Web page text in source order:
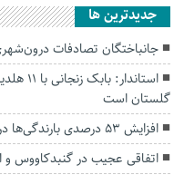
جديدترين ها
جانباختگان تصادفات درون‌شهری گلستان ۱۷
گلستان است
افزایش ۵۳ درصدی بارندگی‌ها در گلستان
اتفاقی عجیب در‌ گنبدکاووس و